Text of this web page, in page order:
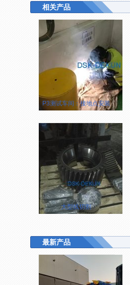
相关产品
P3测试车间：接地点安装
大型线切割
最新产品